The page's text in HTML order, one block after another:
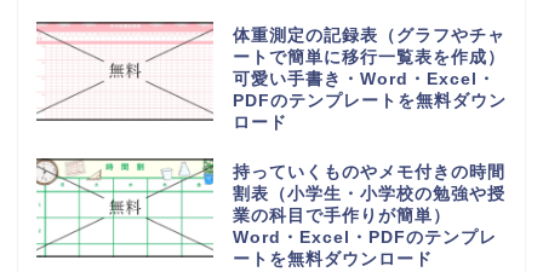
体重測定の記録表（グラフやチャ
ートで簡単に移行一覧表を作成）
可愛い手書き・Word・Excel・
PDFのテンプレートを無料ダウン
ロード
持っていくものやメモ付きの時間
割表（小学生・小学校の勉強や授
業の科目で手作りが簡単）
Word・Excel・PDFのテンプレ
ートを無料ダウンロード